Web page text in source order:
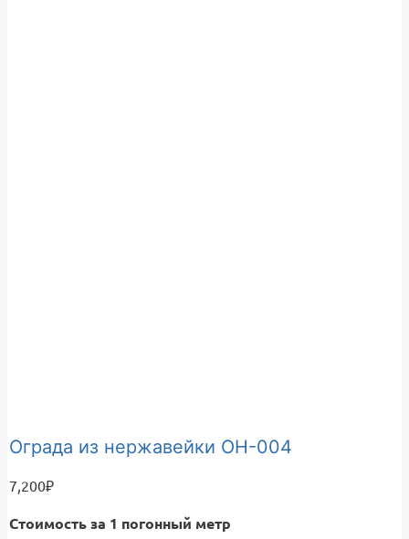
Ограда из нержавейки ОН-004
7,200₽
Стоимость за 1 погонный метр